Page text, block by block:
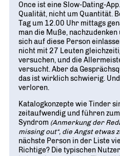
Once ist eine Slow-Dating-
Qualität, nicht um Quantität.
Tag um 12.00 Uhr mittags
man die Muße,
sich auf diese Person
nicht mit 27 Leuten
versuchen, und die
versucht. Aber da
das ist wirklich schwierig.
verloren.
Katalogkonzepte wie Tinder
zeitaufwendig und führen zum
Syndrom (Anmerkung der
missing out“, die Angst etwas
nächste Person in der Liste
Richtige? Die typischen